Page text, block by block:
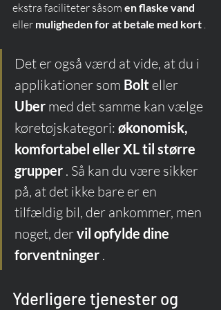
ekstra faciliteter såsom en flaske vand
eller muligheden for at betale med kort .
Det er også værd at vide, at du i
applikationer som Bolt eller
Uber med det samme kan vælge
køretøjskategori: økonomisk,
komfortabel eller XL til større
grupper . Så kan du være sikker
på, at det ikke bare er en
tilfældig bil, der ankommer, men
noget, der vil opfylde dine
forventninger .
Yderligere tjenester og